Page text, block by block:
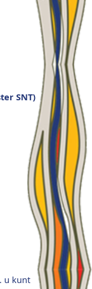
SNT)
u kunt